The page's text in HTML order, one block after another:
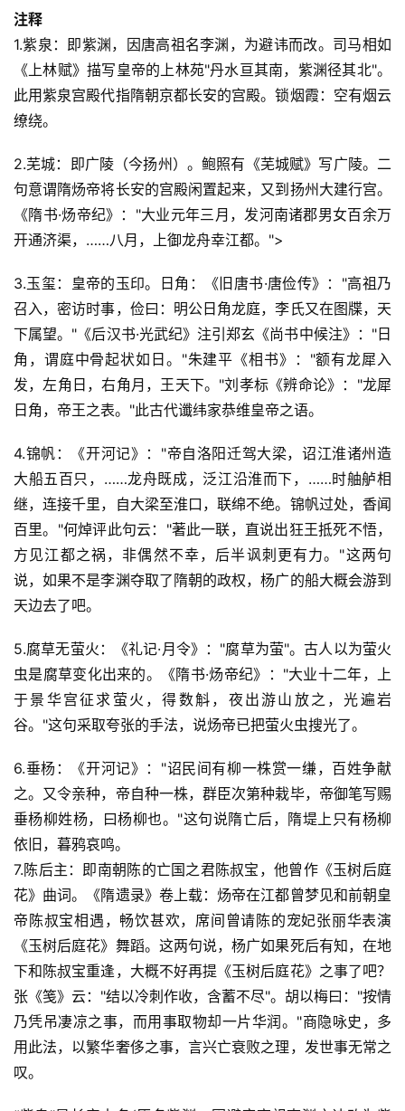
注释
1.紫泉：即紫渊，因唐高祖名李渊，为避讳而改。司马相如
《上林赋》描写皇帝的上林苑"丹水亘其南，紫渊径其北"。
此用紫泉宫殿代指隋朝京都长安的宫殿。锁烟霞：空有烟云
缭绕。
2.芜城：即广陵（今扬州）。鲍照有《芜城赋》写广陵。二
句意谓隋炀帝将长安的宫殿闲置起来，又到扬州大建行宫。
《隋书·炀帝纪》："大业元年三月，发河南诸郡男女百余万
开通济渠，……八月，上御龙舟幸江都。">
3.玉玺：皇帝的玉印。日角：《旧唐书·唐俭传》："高祖乃
召入，密访时事，俭曰：明公日角龙庭，李氏又在图牒，天
下属望。"《后汉书·光武纪》注引郑玄《尚书中候注》："日
角，谓庭中骨起状如日。"朱建平《相书》："额有龙犀入
发，左角日，右角月，王天下。"刘孝标《辨命论》："龙犀
日角，帝王之表。"此古代谶纬家恭维皇帝之语。
4.锦帆：《开河记》："帝自洛阳迁驾大梁，诏江淮诸州造
大船五百只，……龙舟既成，泛江沿淮而下，……时舳舻相
继，连接千里，自大梁至淮口，联绵不绝。锦帆过处，香闻
百里。"何焯评此句云："著此一联，直说出狂王抵死不悟，
方见江都之祸，非偶然不幸，后半讽刺更有力。"这两句
说，如果不是李渊夺取了隋朝的政权，杨广的船大概会游到
天边去了吧。
5.腐草无萤火：《礼记·月令》："腐草为萤"。古人以为萤火
虫是腐草变化出来的。《隋书·炀帝纪》："大业十二年，上
于景华宫征求萤火，得数斛，夜出游山放之，光遍岩
谷。"这句采取夸张的手法，说炀帝已把萤火虫搜光了。
6.垂杨：《开河记》："诏民间有柳一株赏一缣，百姓争献
之。又令亲种，帝自种一株，群臣次第种栽毕，帝御笔写赐
垂杨柳姓杨，曰杨柳也。"这句说隋亡后，隋堤上只有杨柳
依旧，暮鸦哀鸣。
7.陈后主：即南朝陈的亡国之君陈叔宝，他曾作《玉树后庭
花》曲词。《隋遗录》卷上载：炀帝在江都曾梦见和前朝皇
帝陈叔宝相遇，畅饮甚欢，席间曾请陈的宠妃张丽华表演
《玉树后庭花》舞蹈。这两句说，杨广如果死后有知，在地
下和陈叔宝重逢，大概不好再提《玉树后庭花》之事了吧？
张《笺》云："结以冷刺作收，含蓄不尽"。胡以梅曰："按情
乃凭吊凄凉之事，而用事取物却一片华润。"商隐咏史，多
用此法，以繁华奢侈之事，言兴亡衰败之理，发世事无常之
叹。